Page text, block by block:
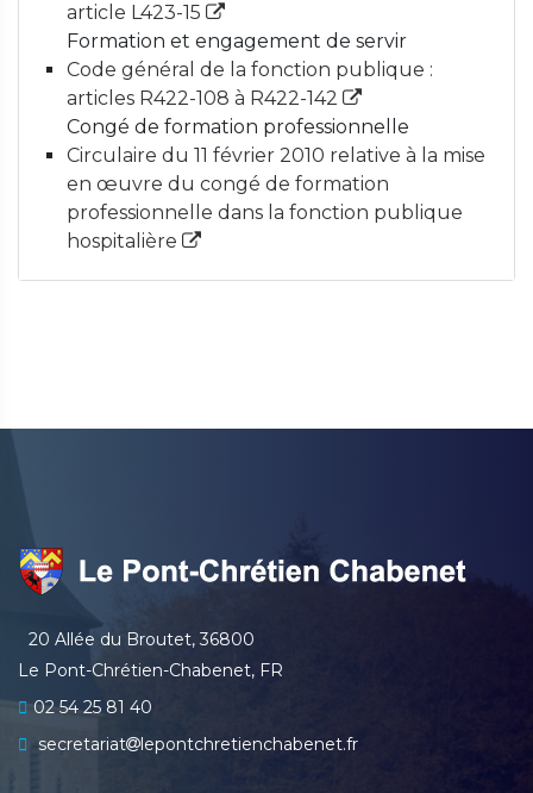
article L423-15
Formation et engagement de servir
Code général de la fonction publique :
articles R422-108 à R422-142
Congé de formation professionnelle
Circulaire du 11 février 2010 relative à la mise
en œuvre du congé de formation
professionnelle dans la fonction publique
hospitalière
20 Allée du Broutet, 36800
Le Pont-Chrétien-Chabenet, FR
02 54 25 81 40
secretariat
lepontchretienchabenet.fr